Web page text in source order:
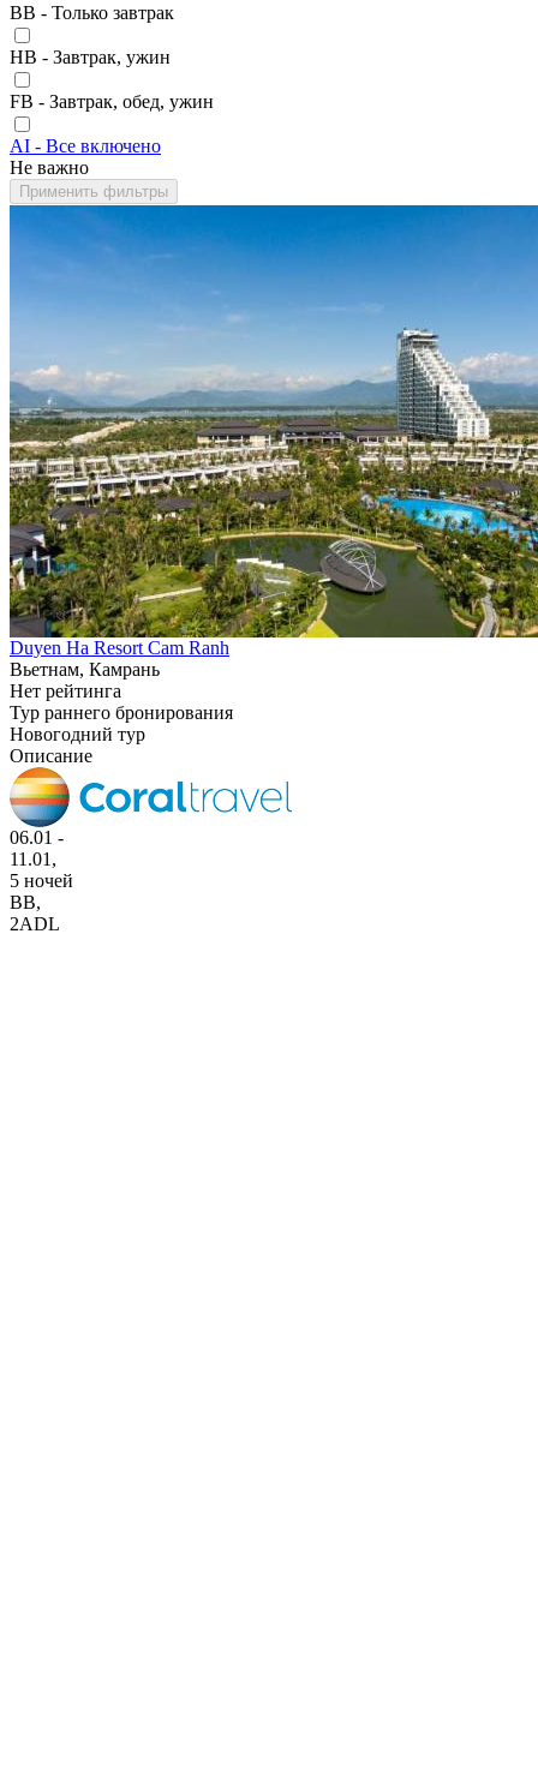
BB - Только завтрак
HB - Завтрак, ужин
FB - Завтрак, обед, ужин
AI - Все включено
Не важно
Применить фильтры
Duyen Ha Resort Cam Ranh
Вьетнам, Камрань
Нет рейтинга
Тур раннего бронирования
Новогодний тур
Описание
06.01 -
11.01,
5 ночей
BB,
2ADL